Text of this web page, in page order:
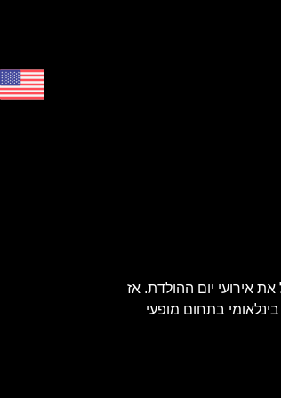
אירועי יום ההולדת. אז
בתחום מופעי